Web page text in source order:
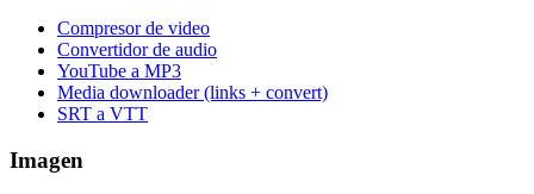
Compresor de video
Convertidor de audio
YouTube a MP3
Media downloader (links + convert)
SRT a VTT
Imagen